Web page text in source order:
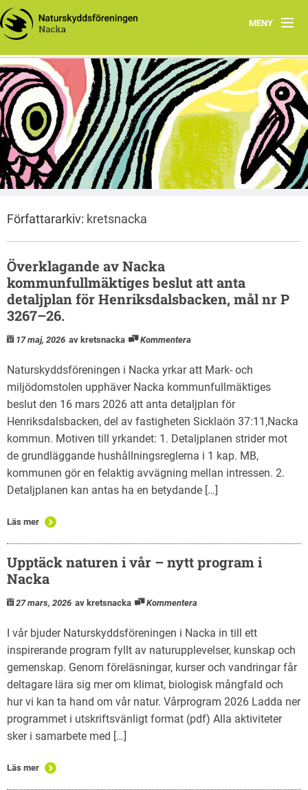
MENY
Hem
Vårprogram 2026
Dokument
Barn, familj och skola
Om oss
Nacka
Välkommen till kretswebben för Naturskyddsföreningen
i Nacka
Författararkiv: kretsnacka
Överklagande av Nacka
kommunfullmäktiges beslut att anta
detaljplan för Henriksdalsbacken, mål nr P
3267–26.
17 maj, 2026 av kretsnacka Kommentera
Naturskyddsföreningen i Nacka yrkar att Mark- och
miljödomstolen upphäver Nacka kommunfullmäktiges
beslut den 16 mars 2026 att anta detaljplan för
Henriksdalsbacken, del av fastigheten Sicklaön 37:11,Nacka
kommun. Motiven till yrkandet: 1. Detaljplanen strider mot
de grundläggande hushållningsreglerna i 1 kap. MB,
kommunen gör en felaktig avvägning mellan intressen. 2.
Detaljplanen kan antas ha en betydande […]
Läs mer
Upptäck naturen i vår – nytt program i
Nacka
27 mars, 2026 av kretsnacka Kommentera
I vår bjuder Naturskyddsföreningen i Nacka in till ett
inspirerande program fyllt av naturupplevelser, kunskap och
gemenskap. Genom föreläsningar, kurser och vandringar får
deltagare lära sig mer om klimat, biologisk mångfald och
hur vi kan ta hand om vår natur. Vårprogram 2026 Ladda ner
programmet i utskriftsvänligt format (pdf) Alla aktiviteter
sker i samarbete med […]
Läs mer